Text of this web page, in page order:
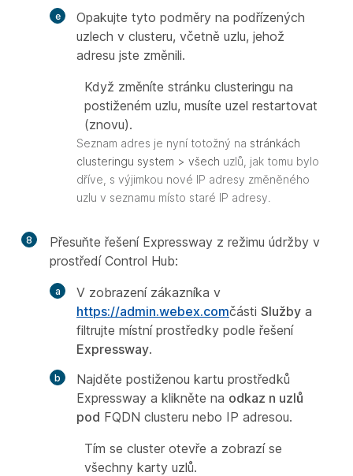
Opakujte tyto podměry na podřízených
uzlech v clusteru, včetně uzlu, jehož
adresu jste změnili.
Když změníte stránku clusteringu na
postiženém uzlu, musíte uzel restartovat
(znovu).
Seznam adres je nyní totožný na stránkách
clusteringu system > všech uzlů, jak tomu bylo
dříve, s výjimkou nové IP adresy změněného
uzlu v seznamu místo staré IP adresy.
8
Přesuňte řešení Expressway z režimu údržby v
prostředí Control Hub:
V zobrazení zákazníka v
https://admin.webex.comčásti Služby a
filtrujte místní prostředky podle řešení
Expressway.
Najděte postiženou kartu prostředků
Expressway a klikněte na odkaz n uzlů
pod FQDN clusteru nebo IP adresou.
Tím se cluster otevře a zobrazí se
všechny karty uzlů.